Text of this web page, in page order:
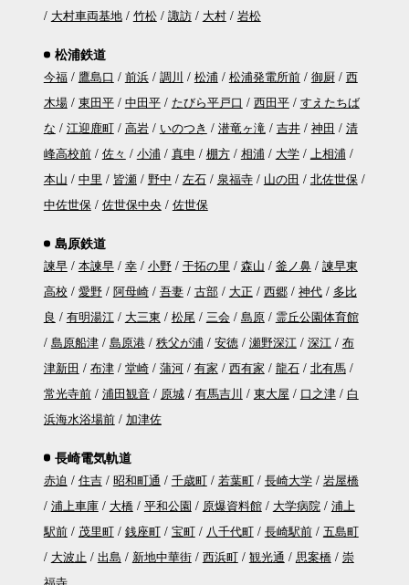
大村車両基地
竹松 諏訪 大村 岩松
松浦鉄道
今福 鷹島口 前浜 調川 松浦 松浦発電所前 御厨
西
木場
東田平 中田平 たびら平戸口 西田平
すえたちば
な
江迎鹿町 高岩 いのつき 潜竜ヶ滝 吉井 神田
清
峰高校前
佐々 小浦 真申 棚方 相浦 大学
上相浦
本山
中里 皆瀬 野中 左石 泉福寺 山の田
北佐世保
中佐世保
佐世保中央 佐世保
島原鉄道
諫早 本諫早 幸 小野 干拓の里 森山 釜ノ鼻
諫早東
高校
愛野 阿母崎 吾妻 古部 大正 西郷 神代
多比
良
有明湯江 大三東 松尾 三会 島原
霊丘公園体育館
島原船津
島原港 秩父が浦 安徳 瀬野深江 深江
布
津新田
布津 堂崎 蒲河 有家 西有家 龍石
北有馬
常光寺前
浦田観音 原城 有馬吉川 東大屋 口之津
白
浜海水浴場前
加津佐
長崎電気軌道
赤迫 住吉 昭和町通 千歳町 若葉町 長崎大学
岩屋橋
浦上車庫
大橋 平和公園 原爆資料館 大学病院
浦上
駅前
茂里町 銭座町 宝町 八千代町 長崎駅前
五島町
大波止
出島 新地中華街 西浜町 観光通 思案橋
崇